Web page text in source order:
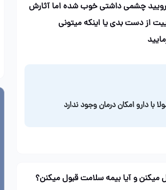
چشمی داشتی خوب شده اما آثارش
از دست بدی یا اینکه میتونی
با دارو امکان درمان وجود ندارد
میکنن و آیا بیمه سلامت قبول میکنن؟